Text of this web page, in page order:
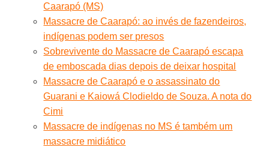
Caarapó (MS)
Massacre de Caarapó: ao invés de fazendeiros,
indígenas podem ser presos
Sobrevivente do Massacre de Caarapó escapa
de emboscada dias depois de deixar hospital
Massacre de Caarapó e o assassinato do
Guarani e Kaiowá Clodieldo de Souza. A nota do
Cimi
Massacre de indígenas no MS é também um
massacre midiático